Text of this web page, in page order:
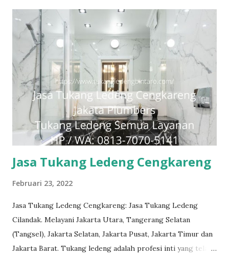
#tukangledengKemayoran #tukangledengMenteng
#tukangledengjakartaselatan Untuk order jasa kami silakan
sentuh teks nomor disamping: 0813-7070-5141 Layanan dan
kepuasan pelanggan adalah komitmen kami. Layanan
profesional, tim tukang ledeng yang berpengalaman, kami
dapat memberi Anda solusi untuk masalah apa pun, mulai
dari masalah kecil sampai besar. Keunggulan kami. Respon
Cepat, masalah diselesaikan dengan cepat dan efisien.
Teknisi Profesional dan berpengalaman sehingga pekerjaan
dilakukan dengan benar. La...
Jasa Tukang Ledeng Cengkareng
Februari 23, 2022
Jasa Tukang Ledeng Cengkareng: Jasa Tukang Ledeng
Cilandak. Melayani Jakarta Utara, Tangerang Selatan
(Tangsel), Jakarta Selatan, Jakarta Pusat, Jakarta Timur dan
Jakarta Barat. Tukang ledeng adalah profesi inti yang telah